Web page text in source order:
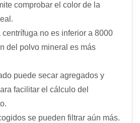
comprobar el color de la
centrífuga no es inferior a 8000
del polvo mineral es más
puede secar agregados y
facilitar el cálculo del
se pueden filtrar aún más.